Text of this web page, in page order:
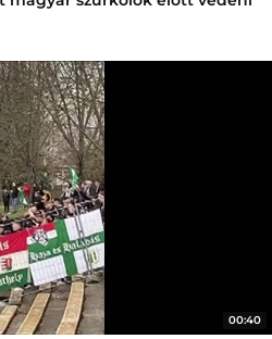
00:40